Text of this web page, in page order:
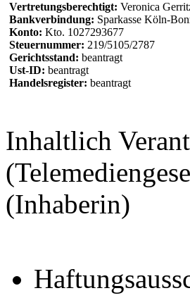
Vertretungsberechtigt: Veronica
Bankverbindung: Sparkasse Köln-
Konto: Kto. 1027293677
Steuernummer: 219/5105/2787
Gerichtsstand: beantragt
Ust-ID: beantragt
Handelsregister: beantragt
Inhaltlich
(Inhaberin)